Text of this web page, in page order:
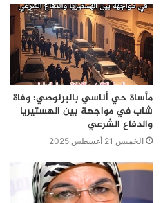
مأساة حي أناسي بالبرنوصي: وفاة
شاب في مواجهة بين الهستيريا
والدفاع الشرعي
الخميس 21 أغسطس 2025